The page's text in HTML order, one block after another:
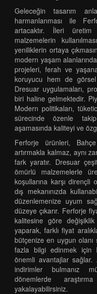
Geleceğin tasarım
harmanlanması ile
artacaktır. İleri
malzemelerin
yeniliklerin ortaya
modern yaşam
projeleri, ferah ve
koruyucu hem de
Dresuar uygulamaları,
biri haline gelmektedir.
Modern politikaları,
sürecinde özenle
aşamasında kaliteyi ve
Ferforje ürünleri,
artırmakla kalmaz, aynı
fark yaratır. Dresuar
ömürlü malzemelerle
koşullarına karşı dirençli
dış mekanınızda
düzenlemenize uyum
düzeye çıkarır. Ferforje
kalitesine göre değişiklik
yaparak, farklı fiyat
bütçenize en uygun olanı
fazla bilgi edinmek için
önemli avantajlar sağlar.
indirimler bulmanız
dönemlerde
yakalayabilirsiniz.